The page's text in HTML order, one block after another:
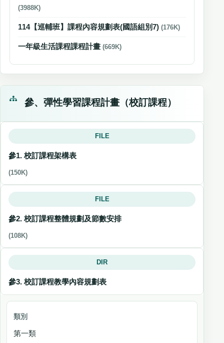
(3988K)
114【巡輔班】課程內容規劃表(國語組別7) (176K)
一年級生活課程課程計畫 (669K)
參、彈性學習課程計畫（校訂課程）
FILE
參1. 校訂課程架構表
(150K)
FILE
參2. 校訂課程整體規劃及節數安排
(108K)
DIR
參3. 校訂課程教學內容規劃表
類別
年
第一類